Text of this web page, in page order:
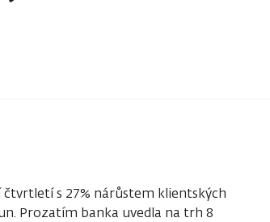
s 27% nárůstem klientských
Prozatím banka uvedla na trh 8